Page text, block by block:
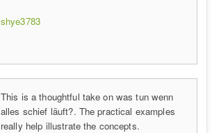
shye3783
This is a thoughtful take on was tun wenn
alles schief läuft?. The practical examples
really help illustrate the concepts.